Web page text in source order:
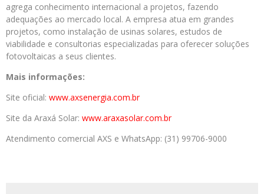
agrega conhecimento internacional a projetos, fazendo
adequações ao mercado local. A empresa atua em grandes
projetos, como instalação de usinas solares, estudos de
viabilidade e consultorias especializadas para oferecer soluções
fotovoltaicas a seus clientes.
Mais informações:
Site oficial: www.axsenergia.com.br
Site da Araxá Solar: www.araxasolar.com.br
Atendimento comercial AXS e WhatsApp: (31) 99706-9000